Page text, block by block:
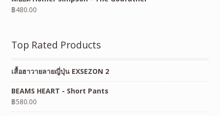
฿480.00
Top Rated Products
เสื้อฮาวายลายญี่ปุ่น EXSEZON 2
BEAMS HEART - Short Pants
฿580.00